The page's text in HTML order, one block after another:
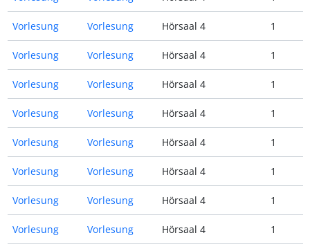
Vorlesung Vorlesung Hörsaal 4 1
Vorlesung Vorlesung Hörsaal 4 1
Vorlesung Vorlesung Hörsaal 4 1
Vorlesung Vorlesung Hörsaal 4 1
Vorlesung Vorlesung Hörsaal 4 1
Vorlesung Vorlesung Hörsaal 4 1
Vorlesung Vorlesung Hörsaal 4 1
Vorlesung Vorlesung Hörsaal 4 1